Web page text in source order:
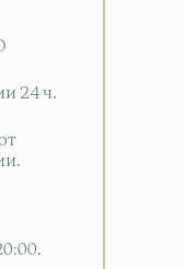
24 ч.
.